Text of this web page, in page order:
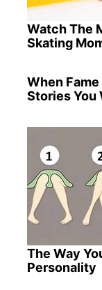
Watch The
Skating
When
Stories You
The Way
Personality